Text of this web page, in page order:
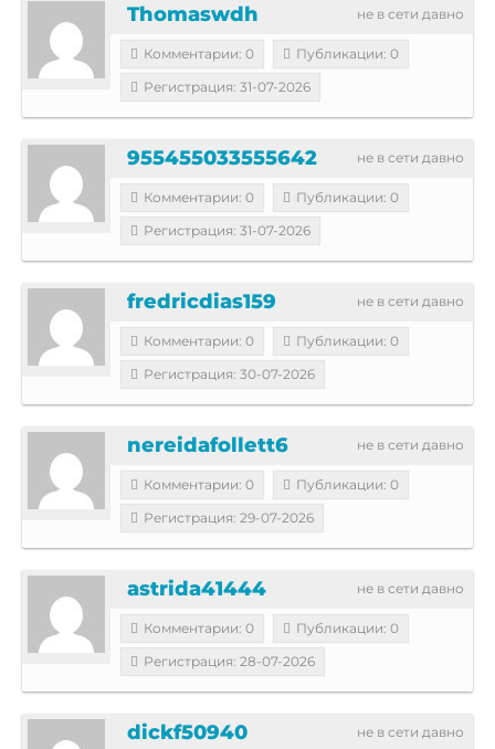
не в сети давно
Thomaswdh
Комментарии: 0
Публикации: 0
Регистрация: 31-07-2026
не в сети давно
955455033555642
Комментарии: 0
Публикации: 0
Регистрация: 31-07-2026
не в сети давно
fredricdias159
Комментарии: 0
Публикации: 0
Регистрация: 30-07-2026
не в сети давно
nereidafollett6
Комментарии: 0
Публикации: 0
Регистрация: 29-07-2026
не в сети давно
astrida41444
Комментарии: 0
Публикации: 0
Регистрация: 28-07-2026
не в сети давно
dickf50940